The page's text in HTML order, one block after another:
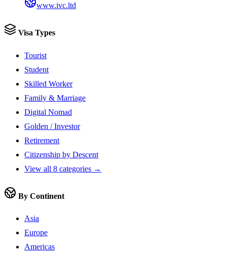
www.ivc.ltd
Visa Types
Tourist
Student
Skilled Worker
Family & Marriage
Digital Nomad
Golden / Investor
Retirement
Citizenship by Descent
View all 8 categories →
By Continent
Asia
Europe
Americas